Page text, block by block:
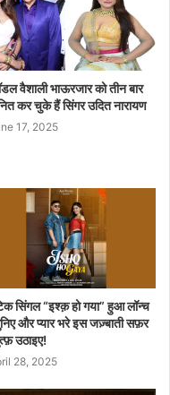
वैशाली भाऊरजार को तीन बार
कर चुके हैं सिंगर उदित नारायण
17, 2025
सिंगल “इश्क़ हो गया” हुआ लॉन्च
और प्यार भरे इस जज़्बाती सफ़र
उठाइए!
28, 2025